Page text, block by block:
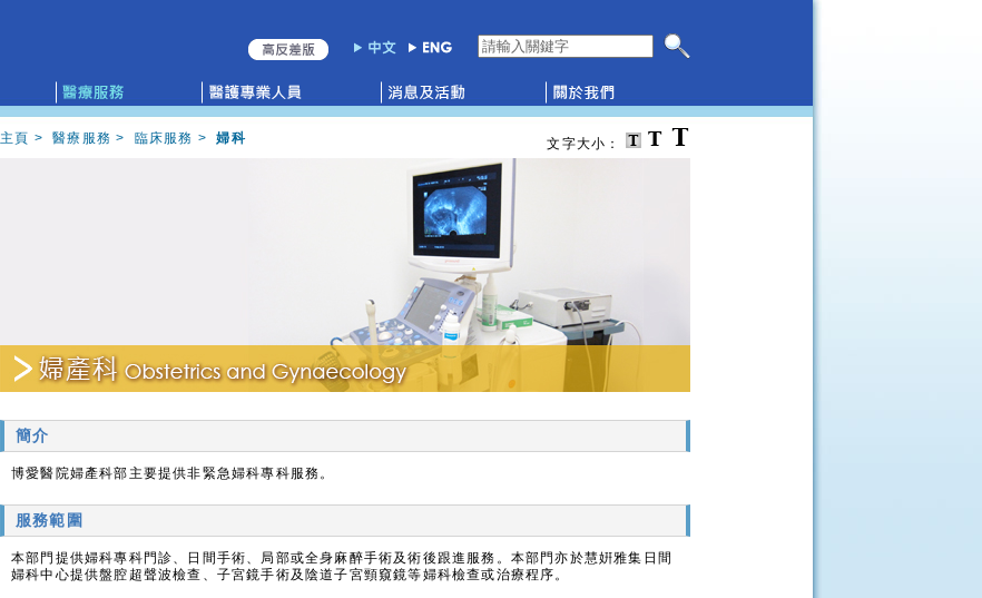
搜尋本網頁
主頁 >醫療服務 > 臨床服務 >婦科 文字大小：
簡介
博愛醫院婦產科部主要提供非緊急婦科專科服務。
服務範圍
本部門提供婦科專科門診、日間手術、局部或全身麻醉手術及術後跟進服務。本部門亦於慧姸雅集日間
婦科中心提供盤腔超聲波檢查、子宮鏡手術及陰道子宮頸窺鏡等婦科檢查或治療程序。